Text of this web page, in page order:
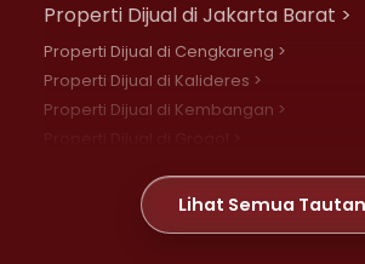
Properti Dijual di Jakarta Barat >
Properti Dijual di Cengkareng >
Properti Dijual di Kalideres >
Properti Dijual di Kembangan >
Properti Dijual di Meruya >
Properti Dijual di Jelambar >
Lihat Semua Tautan